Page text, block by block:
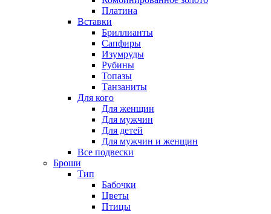
Платина
Вставки
Бриллианты
Сапфиры
Изумруды
Рубины
Топазы
Танзаниты
Для кого
Для женщин
Для мужчин
Для детей
Для мужчин и женщин
Все подвески
Броши
Тип
Бабочки
Цветы
Птицы